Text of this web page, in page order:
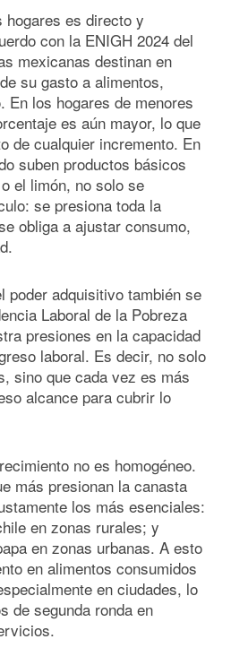
hogares es directo y
con la ENIGH 2024 del
mexicanas destinan en
su gasto a alimentos,
En los hogares de menores
es aún mayor, lo que
de cualquier incremento. En
suben productos básicos
el limón, no solo se
se presiona toda la
obliga a ajustar consumo,
poder adquisitivo también se
Laboral de la Pobreza
presiones en la capacidad
laboral. Es decir, no solo
sino que cada vez es más
alcance para cubrir lo
no es homogéneo.
más presionan la canasta
los más esenciales:
en zonas rurales; y
en zonas urbanas. A esto
en alimentos consumidos
en ciudades, lo
de segunda ronda en